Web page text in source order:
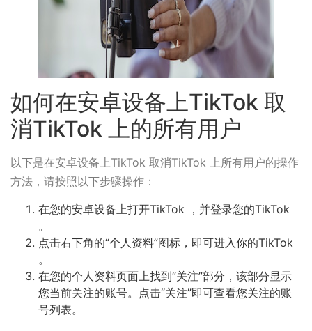
如何在安卓设备上TikTok 取
消TikTok 上的所有用户
以下是在安卓设备上TikTok 取消TikTok 上所有用户的操作
方法，请按照以下步骤操作：
在您的安卓设备上打开TikTok ，并登录您的TikTok
。
点击右下角的“个人资料”图标，即可进入你的TikTok
。
在您的个人资料页面上找到“关注”部分，该部分显示
您当前关注的账号。点击“关注”即可查看您关注的账
号列表。